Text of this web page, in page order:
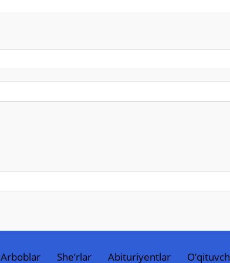
Arboblar She’rlar Abituriyentlar